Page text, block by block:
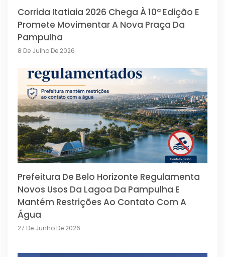
Corrida Itatiaia 2026 Chega À 10ª Edição E
Promete Movimentar A Nova Praça Da
Pampulha
8 De Julho De 2026
Prefeitura De Belo Horizonte Regulamenta
Novos Usos Da Lagoa Da Pampulha E
Mantém Restrições Ao Contato Com A
Água
27 De Junho De 2026